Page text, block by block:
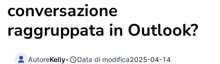
conversazione
raggruppata in Outlook?
AutoreKelly• Data di modifica2025-04-14